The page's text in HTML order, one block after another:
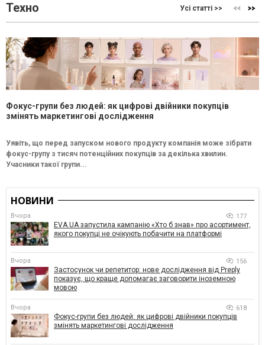
Техно Усі статті >>
Фокус-групи без людей: як цифрові двійники покупців
змінять маркетингові дослідження
Уявіть, що перед запуском нового продукту компанія може зібрати
фокус-групу з тисяч потенційних покупців за декілька хвилин.
Учасники такої групи...
НОВИНИ
Вчора 177
EVA.UA запустила кампанію «Хто б знав» про асортимент,
якого покупці не очікують побачити на платформі
Вчора 156
Застосунок чи репетитор: нове дослідження від Preply
показує, що краще допомагає заговорити іноземною
мовою
Вчора 618
Фокус-групи без людей: як цифрові двійники покупців
змінять маркетингові дослідження